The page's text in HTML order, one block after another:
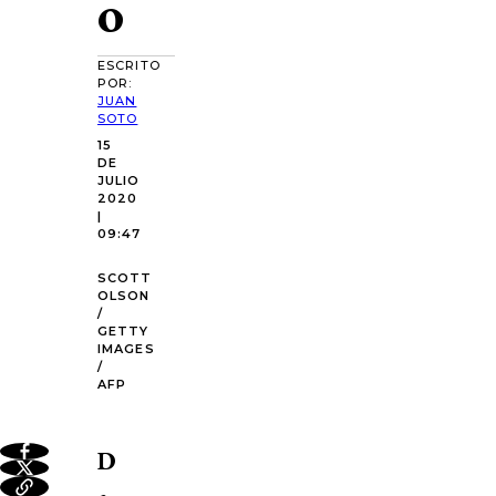
ESCRITO
POR:
JUAN
SOTO
15
DE
JULIO
2020
|
09:47
SCOTT
OLSON
/
GETTY
IMAGES
/
AFP
D